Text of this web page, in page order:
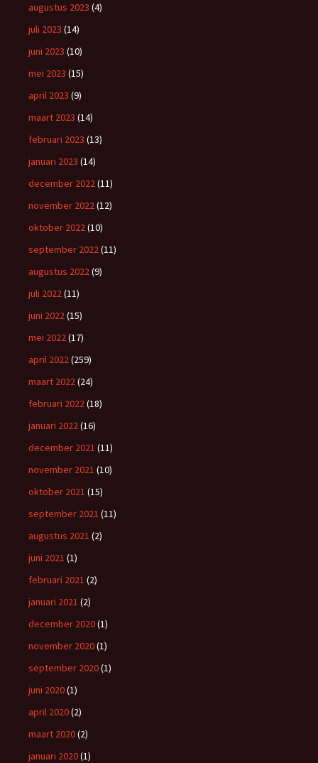
augustus 2023 (4)
juli 2023 (14)
juni 2023 (10)
mei 2023 (15)
april 2023 (9)
maart 2023 (14)
februari 2023 (13)
januari 2023 (14)
december 2022(11)
november 2022(12)
oktober 2022(10)
september 2022(11)
augustus 2022(9)
juli 2022(11)
juni 2022(15)
mei 2022(17)
april 2022(259)
maart 2022(24)
februari 2022(18)
januari 2022(16)
december 2021 (11)
november 2021 (10)
oktober 2021 (15)
september 2021 (11)
augustus 2021 (2)
juni 2021 (1)
februari 2021 (2)
januari 2021 (2)
december 2020(1)
november 2020(1)
september 2020(1)
juni 2020(1)
april 2020(2)
maart 2020(2)
januari 2020(1)